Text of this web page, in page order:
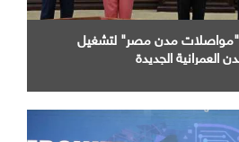
"مواصلات مدن مصر" لتشغيل
العمرانية الجديدة